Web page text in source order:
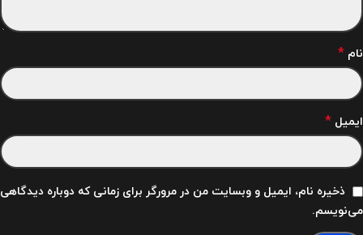
نام *
ایمیل *
ذخیره نام، ایمیل و وبسایت من در مرورگر برای زمانی که دوباره دیدگاهی
می‌نویسم.